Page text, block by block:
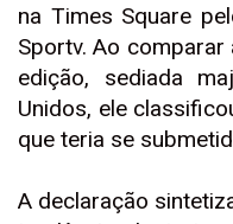
na Times Square
Sportv. Ao
edição, sediada
Unidos, ele
que teria se
A declaração